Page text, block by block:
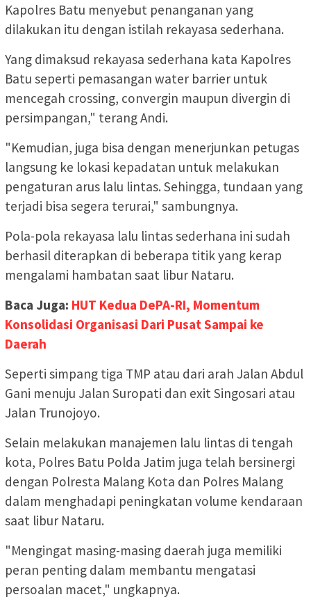
Kapolres Batu menyebut penanganan yang
dilakukan itu dengan istilah rekayasa sederhana.
Yang dimaksud rekayasa sederhana kata Kapolres
Batu seperti pemasangan water barrier untuk
mencegah crossing, convergin maupun divergin di
persimpangan," terang Andi.
"Kemudian, juga bisa dengan menerjunkan petugas
langsung ke lokasi kepadatan untuk melakukan
pengaturan arus lalu lintas. Sehingga, tundaan yang
terjadi bisa segera terurai," sambungnya.
Pola-pola rekayasa lalu lintas sederhana ini sudah
berhasil diterapkan di beberapa titik yang kerap
mengalami hambatan saat libur Nataru.
Baca Juga: HUT Kedua DePA-RI, Momentum
Konsolidasi Organisasi Dari Pusat Sampai ke
Daerah
Seperti simpang tiga TMP atau dari arah Jalan Abdul
Gani menuju Jalan Suropati dan exit Singosari atau
Jalan Trunojoyo.
Selain melakukan manajemen lalu lintas di tengah
kota, Polres Batu Polda Jatim juga telah bersinergi
dengan Polresta Malang Kota dan Polres Malang
dalam menghadapi peningkatan volume kendaraan
saat libur Nataru.
"Mengingat masing-masing daerah juga memiliki
peran penting dalam membantu mengatasi
persoalan macet," ungkapnya.